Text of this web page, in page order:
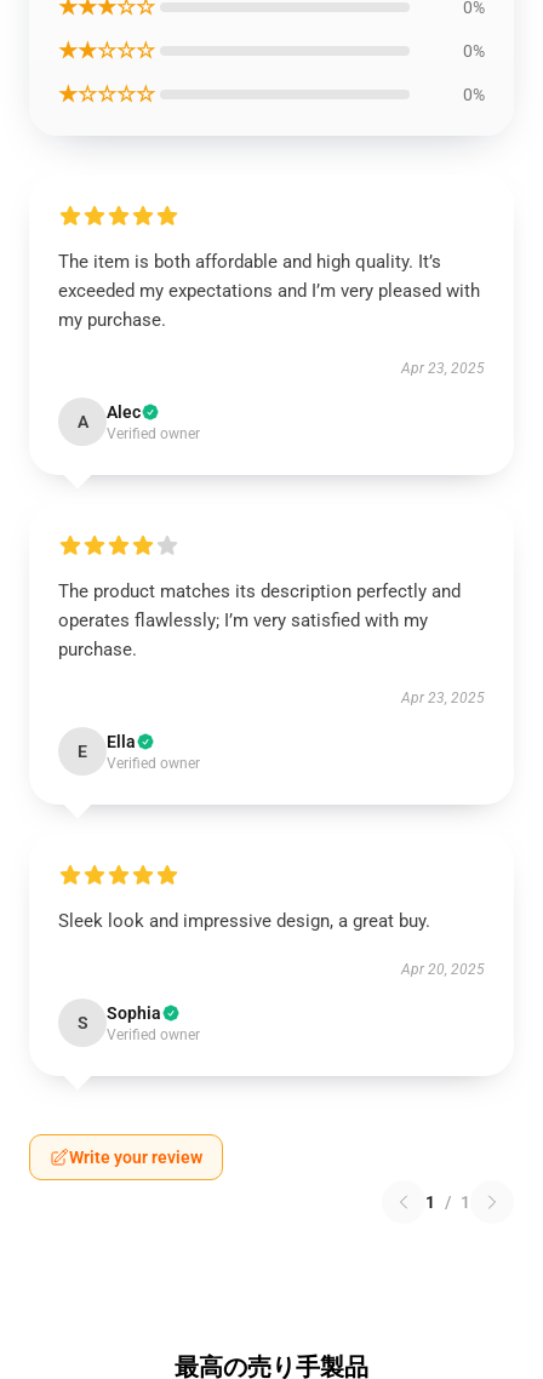
★★★☆☆ 0%
★★☆☆☆ 0%
★☆☆☆☆ 0%
The item is both affordable and high quality. It’s
exceeded my expectations and I’m very pleased with
my purchase.
Apr 23, 2025
A Alec
Verified owner
The product matches its description perfectly and
operates flawlessly; I’m very satisfied with my
purchase.
Apr 23, 2025
E Ella
Verified owner
Sleek look and impressive design, a great buy.
Apr 20, 2025
S Sophia
Verified owner
Write your review
1 / 1
最高の売り手製品